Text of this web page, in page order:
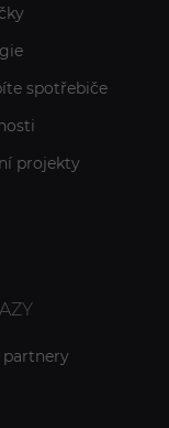
spotřebiče
projekty
partnery